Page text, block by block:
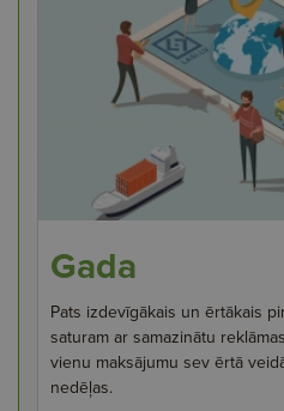
Gada
Pats izdevīgākais un ērtākais
saturam ar samazinātu
vienu maksājumu sev ērtā
nedēļas.